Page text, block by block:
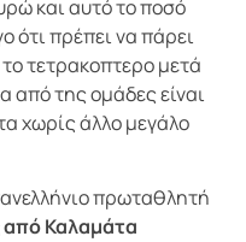
και αυτό το ποσό
ότι πρέπει να πάρει
τετρακοπτερο μετά
από της ομάδες είναι
χωρίς άλλο μεγάλο
πρωταθλητή
Καλαμάτα